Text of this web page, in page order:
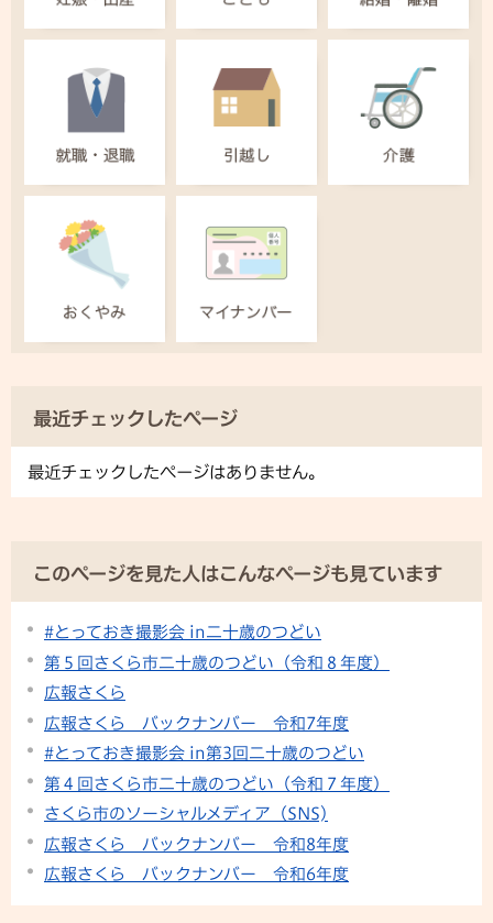
最近チェックしたページ
最近チェックしたページはありません。
このページを見た人はこんなページも見ています
#とっておき撮影会 in二十歳のつどい
第５回さくら市二十歳のつどい（令和８年度）
広報さくら
広報さくら バックナンバー 令和7年度
#とっておき撮影会 in第3回二十歳のつどい
第４回さくら市二十歳のつどい（令和７年度）
さくら市のソーシャルメディア（SNS)
広報さくら バックナンバー 令和8年度
広報さくら バックナンバー 令和6年度